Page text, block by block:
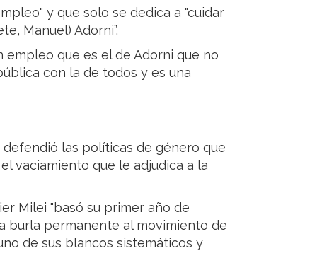
y que solo se dedica a "cuidar
Manuel) Adorni”.
que es el de Adorni que no
con la de todos y es una
las políticas de género que
vaciamiento que le adjudica a la
Milei "basó su primer año de
burla permanente al movimiento de
de sus blancos sistemáticos y